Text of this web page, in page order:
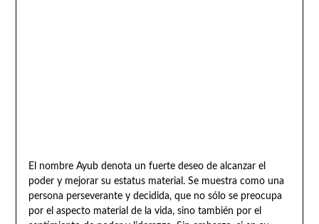
El nombre Ayub denota un fuerte deseo de alcanzar el
poder y mejorar su estatus material. Se muestra como una
persona perseverante y decidida, que no sólo se preocupa
por el aspecto material de la vida, sino también por el